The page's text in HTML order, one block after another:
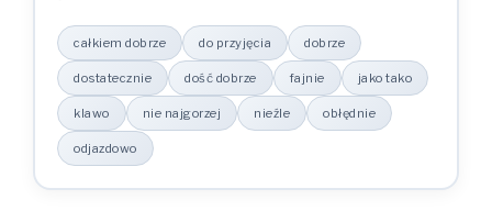
całkiem dobrze do przyjęcia dobrze
dostatecznie dość dobrze fajnie jako tako
klawo nie najgorzej nieźle obłędnie
odjazdowo